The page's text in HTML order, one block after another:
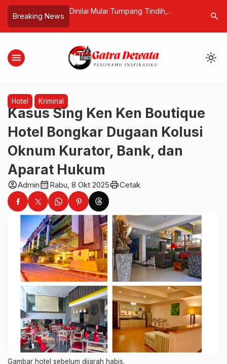
Breaking News
Dewan Pers
Tegaskan
Rp500 Juta
Jawab
Dinilai Mulai Tumpang Tindih,
Picu Kekhawatiran Disharmoni
Pusat-Daerah
Arly/search
menu light_mode
Hotel Kriminal
Kasus Sing Ken Ken Boutique
Hotel Bongkar Dugaan Kolusi
Oknum Kurator, Bank, dan
Aparat Hukum
account_circleAdmincalendar_month Rabu, 8 Okt 2025printCetak
Gambar hotel sebelum dijarah habis.